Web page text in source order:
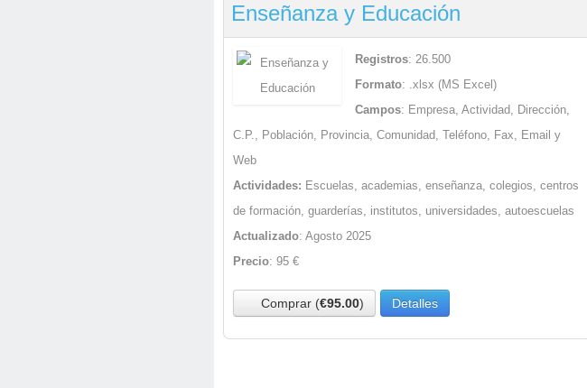
Enseñanza y Educación
Registros: 26.500
Formato: .xlsx (MS Excel)
Campos: Empresa, Actividad, Dirección,
C.P., Población, Provincia, Comunidad, Teléfono, Fax, Email y
Web
Actividades: Escuelas, academias, enseñanza, colegios, centros
de formación, guarderías, institutos, universidades, autoescuelas
Actualizado: Agosto 2025
Precio: 95 €
Comprar (€95.00) Detalles